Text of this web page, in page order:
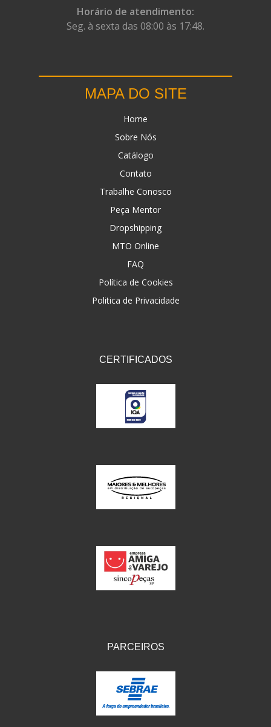
Horário de atendimento:
Seg. à sexta das 08:00 às 17:48.
MAPA DO SITE
Home
Sobre Nós
Catálogo
Contato
Trabalhe Conosco
Peça Mentor
Dropshipping
MTO Online
FAQ
Política de Cookies
Politica de Privacidade
CERTIFICADOS
PARCEIROS